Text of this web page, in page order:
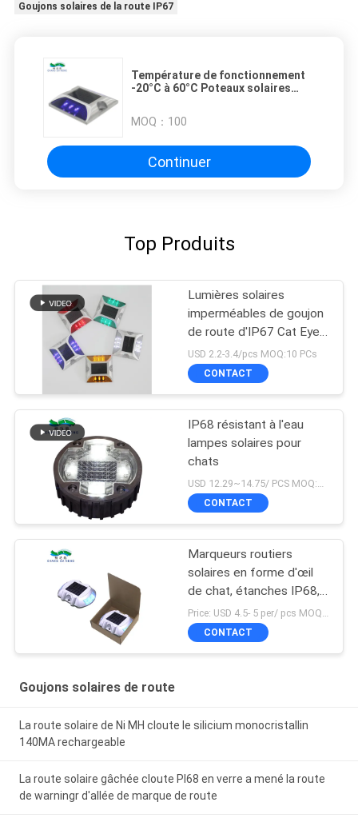
Goujons solaires de la route IP67
Température de fonctionnement
-20°C à 60°C Poteaux solaires
longue durée de vie ≥ 30000h
MOQ： 100
Continuer
Top Produits
Lumières solaires
imperméables de goujon
de route d'IP67 Cat Eye
Road Stud Outdoor
USD 2.2-3.4/pcs MOQ:10 PCs
CONTACT
IP68 résistant à l'eau
lampes solaires pour
chats
USD 12.29~14.75/ PCS MOQ:PCs 1
CONTACT
Marqueurs routiers
solaires en forme d'œil
de chat, étanches IP68,
deux modes
Price: USD 4.5- 5 per/ pcs MOQ:10
CONTACT
Goujons solaires de route
La route solaire de Ni MH cloute le silicium monocristallin
140MA rechargeable
La route solaire gâchée cloute PI68 en verre a mené la route
de warningr d'allée de marque de route